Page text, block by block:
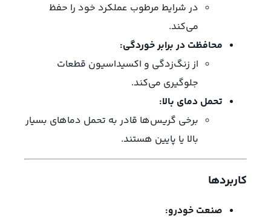
در شرایط مرطوب عملکرد خود را حفظ
می‌کند.
محافظت در برابر خوردگی:
از زنگ‌زدگی و اکسیداسیون قطعات
جلوگیری می‌کند.
تحمل دمای بالا:
برخی گریس‌ها قادر به تحمل دماهای بسیار
بالا یا پایین هستند.
کاربردها
صنعت خودرو: